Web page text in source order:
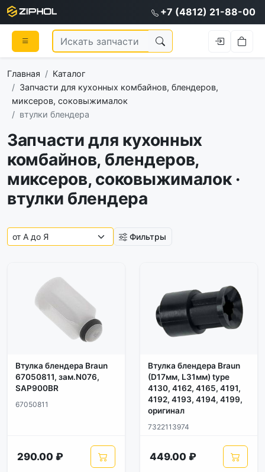
+7 (4812) 21-88-00
Главная
Каталог
Запчасти для кухонных комбайнов, блендеров,
миксеров, соковыжималок
втулки блендера
Запчасти для кухонных
комбайнов, блендеров,
миксеров, соковыжималок ·
втулки блендера
Фильтры
Втулка блендера Braun
67050811, зам.N076,
SAP900BR
67050811
290.00 ₽
Втулка блендера Braun
(D17мм, L31мм) type
4130, 4162, 4165, 4191,
4192, 4193, 4194, 4199,
оригинал
7322113974
449.00 ₽